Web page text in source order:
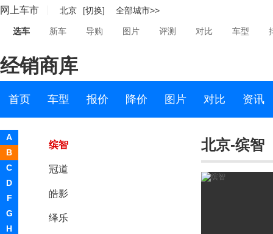
网上车市 北京 [切换] 全部城市>>
选车 新车 导购 图片 评测 对比 车型
经销商库
首页 车型 报价 降价 图片 对比 资讯
A
B
C
D
F
G
H
锋范
Urban
凌派
缤智
冠道
皓影
绎乐
北京-缤智